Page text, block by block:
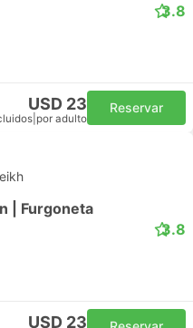
3.8
USD 23
por adulto
Reservar
| Furgoneta
3.8
USD 23